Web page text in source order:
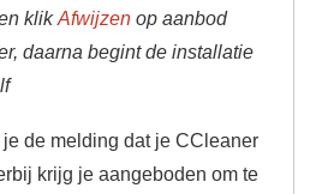
klikAfwijzen op aanbod
daarna begint de installatie
de melding dat je CCleaner
krijg je aangeboden om te